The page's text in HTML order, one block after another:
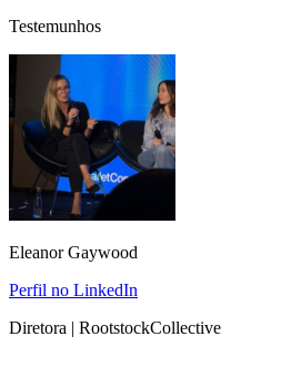
Testemunhos
Eleanor Gaywood
Perfil no LinkedIn
Diretora | RootstockCollective